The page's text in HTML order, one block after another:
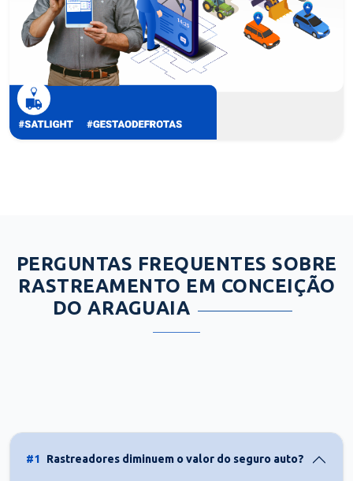
PERGUNTAS FREQUENTES SOBRE
RASTREAMENTO EM CONCEIÇÃO
DO ARAGUAIA
#1 Rastreadores diminuem o valor do seguro auto?